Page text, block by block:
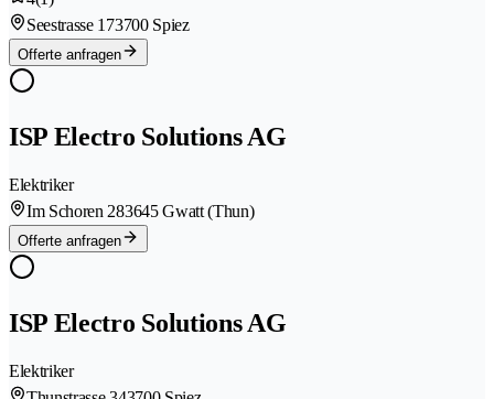
Seestrasse 173700 Spiez
Offerte anfragen
ISP Electro Solutions AG
Elektriker
Im Schoren 283645 Gwatt (Thun)
Offerte anfragen
ISP Electro Solutions AG
Elektriker